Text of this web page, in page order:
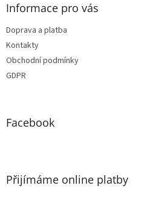
Informace pro vás
Doprava a platba
Kontakty
Obchodní podmínky
GDPR
Facebook
Přijímáme online platby